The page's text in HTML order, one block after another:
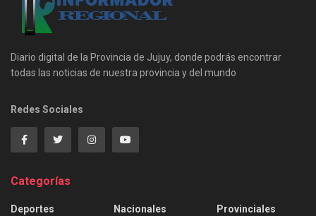
Diario digital de la Provincia de Jujuy, donde podrás encontrar
todas las noticias de nuestra provincia y del mundo
Redes Sociales
Categorías
Deportes
Nacionales
Provinciales